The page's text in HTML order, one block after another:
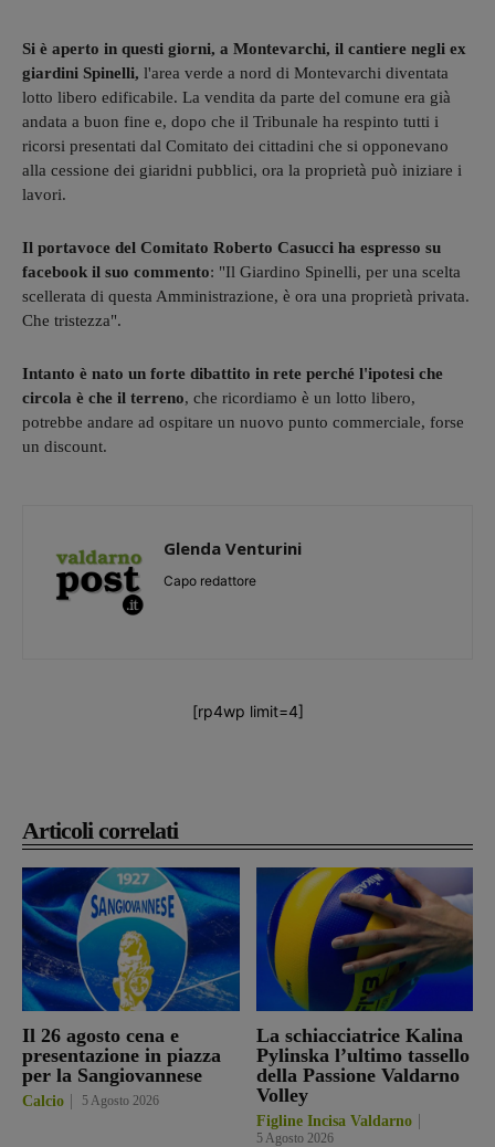
Articoli correlati
Il 26 agosto cena e
presentazione in piazza
per la Sangiovannese
Calcio 5 Agosto 2026
La schiacciatrice Kalina
Pylinska l’ultimo tassello
della Passione Valdarno
Volley
Figline Incisa Valdarno
5 Agosto 2026
Si è aperto in questi giorni, a Montevarchi, il cantiere negli ex
giardini Spinelli, l'area verde a nord di Montevarchi diventata
lotto libero edificabile. La vendita da parte del comune era già
andata a buon fine e, dopo che il Tribunale ha respinto tutti i
ricorsi presentati dal Comitato dei cittadini che si opponevano
alla cessione dei giaridni pubblici, ora la proprietà può iniziare i
lavori.
Il portavoce del Comitato Roberto Casucci ha espresso su
facebook il suo commento: "Il Giardino Spinelli, per una scelta
scellerata di questa Amministrazione, è ora una proprietà privata.
Che tristezza".
Intanto è nato un forte dibattito in rete perché l'ipotesi che
circola è che il terreno, che ricordiamo è un lotto libero,
potrebbe andare ad ospitare un nuovo punto commerciale, forse
un discount.
Glenda Venturini
Capo redattore
[rp4wp limit=4]